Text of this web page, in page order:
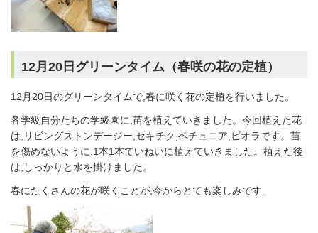
12月20日グリーンタイム（春咲の花の定植）
12月20日のグリーンタイムで,春に咲く花の定植を行いました。
各学級自分たちの学級園に,苗を植えていきました。今回植えた花
は,リビングストンデージー,セキチク,ペチュニア,ビオラです。苗
を傷めないように,1本1本ていねいに植えていきました。植えた後
は,しっかりと水を掛けました。
春にたくさんの花が咲くことが,今からとても楽しみです。